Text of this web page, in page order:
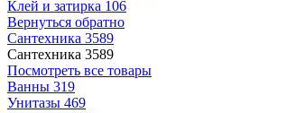
Клей и затирка 106
Вернуться обратно
Сантехника 3589
Сантехника 3589
Посмотреть все товары
Ванны 319
Унитазы 469